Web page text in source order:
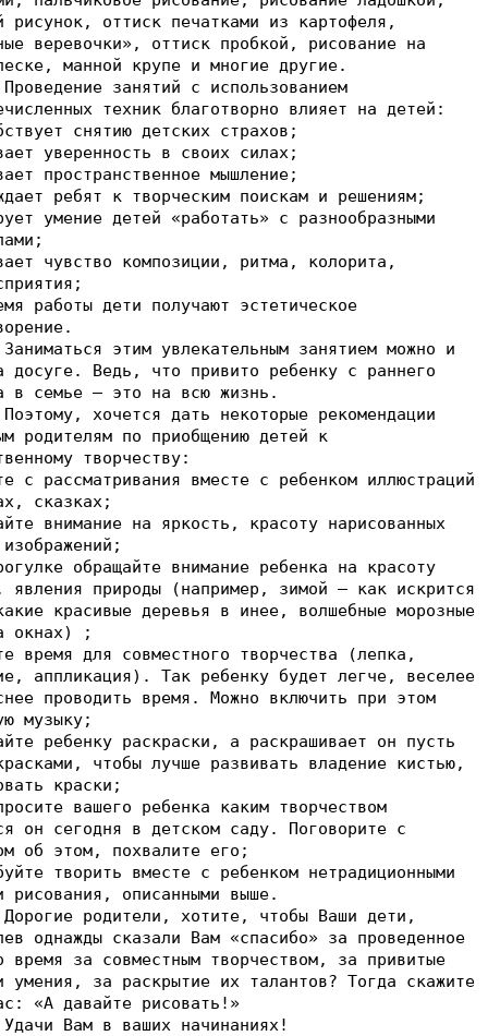
рисунок, оттиск печатками из картофеля,
веревочки», оттиск пробкой, рисование на
манной крупе и многие другие.
занятий с использованием
техник благотворно влияет на детей:
снятию детских страхов;
уверенность в своих силах;
пространственное мышление;
ребят к творческим поискам и решениям;
умение детей «работать» с разнообразными
чувство композиции, ритма, колорита,
работы дети получают эстетическое
этим увлекательным занятием можно и
досуге. Ведь, что привито ребенку с раннего
в семье – это на всю жизнь.
хочется дать некоторые рекомендации
родителям по приобщению детей к
творчеству:
с рассматривания вместе с ребенком иллюстраций
сказках;
внимание на яркость, красоту нарисованных
обращайте внимание ребенка на красоту
явления природы (например, зимой – как искрится
красивые деревья в инее, волшебные морозные
окнах) ;
время для совместного творчества (лепка,
аппликация). Так ребенку будет легче, веселее
проводить время. Можно включить при этом
музыку;
ребенку раскраски, а раскрашивает он пусть
чтобы лучше развивать владение кистью,
краски;
вашего ребенка каким творчеством
он сегодня в детском саду. Поговорите с
об этом, похвалите его;
творить вместе с ребенком нетрадиционными
рисования, описанными выше.
родители, хотите, чтобы Ваши дети,
однажды сказали Вам «спасибо» за проведенное
время за совместным творчеством, за привитые
умения, за раскрытие их талантов? Тогда скажите
«А давайте рисовать!»
в ваших начинаниях!